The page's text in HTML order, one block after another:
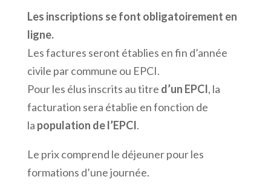
Les inscriptions se font obligatoirement en
ligne.
Les factures seront établies en fin d’année
civile par commune ou EPCI.
Pour les élus inscrits au titre d’un EPCI, la
facturation sera établie en fonction de
la population de l’EPCI.
Le prix comprend le déjeuner pour les
formations d’une journée.